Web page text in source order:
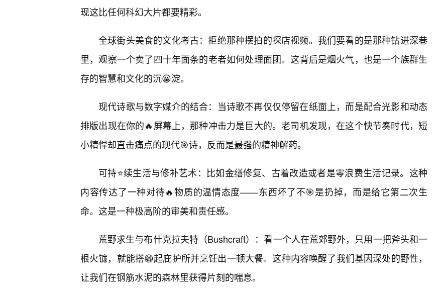
现这比任何科幻大片都要精彩。
全球街头美食的文化考古：拒绝那种摆拍的探店视频。我们要看的是那种钻进深巷
里，观察一个卖了四十年面条的老者如何处理面团。这背后是烟火气，也是一个族群生
存的智慧和文化的沉😀淀。
现代诗歌与数字媒介的结合：当诗歌不再仅仅停留在纸面上，而是配合光影和动态
排版出现在你的🔥屏幕上，那种冲击力是巨大的。老司机发现，在这个快节奏时代，短
小精悍却直击痛点的现代🎯诗，反而是最强的精神解药。
可持⭐续生活与修补艺术：比如金缮修复、古着改造或者是零浪费生活记录。这种
内容传达了一种对待🔥物质的温情态度——东西坏了不🎯是扔掉，而是给它第二次生
命。这是一种极高阶的审美和责任感。
荒野求生与布什克拉夫特（Bushcraft）：看一个人在荒郊野外，只用一把斧头和一
根火镰，就能搭😁起庇护所并烹饪出一顿大餐。这种内容唤醒了我们基因深处的野性，
让我们在钢筋水泥的森林里获得片刻的喘息。